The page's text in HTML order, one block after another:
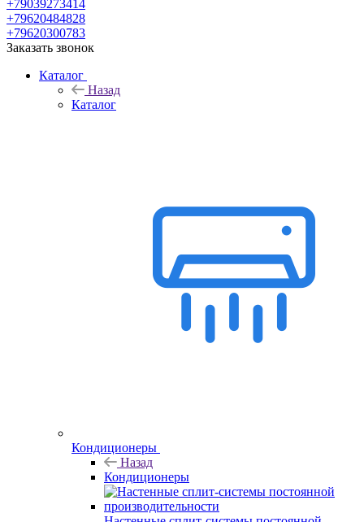
+79039273414
+79620484828
+79620300783
Заказать звонок
Каталог
Назад
Каталог
Кондиционеры
Назад
Кондиционеры